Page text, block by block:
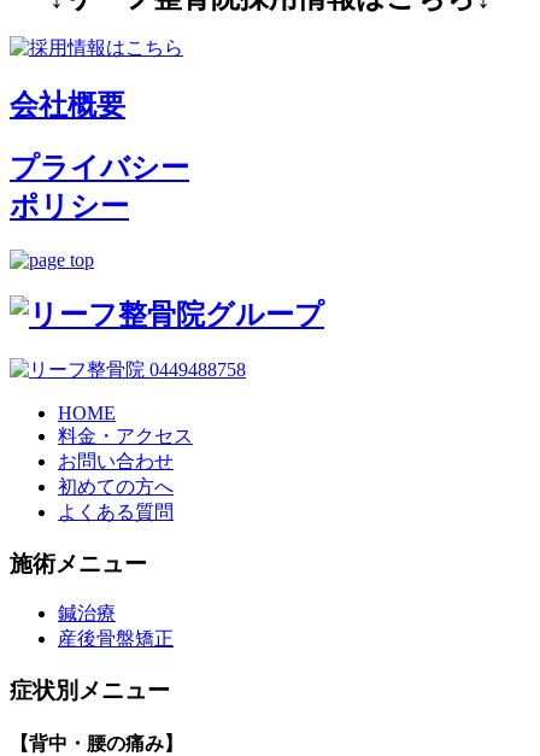
会社概要
プライバシー
ポリシー
HOME
料金・アクセス
お問い合わせ
初めての方へ
よくある質問
施術メニュー
鍼治療
産後骨盤矯正
症状別メニュー
【背中・腰の痛み】